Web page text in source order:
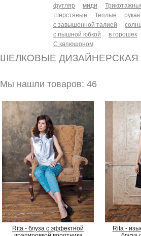
футляр
миди
Шерстяные
Теплые
с завышенной талией
с пышной юбкой
в горошек
С капюшоном
ШЕЛКОВЫЕ
Мы нашли товаров: 46
Rita - блуза с эффектной
Rita -